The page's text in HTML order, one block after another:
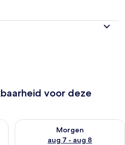
voor deze
voor vanavond aug 6 - aug 7
Morgen
aug 7 - aug 8
De beschikbaarheid